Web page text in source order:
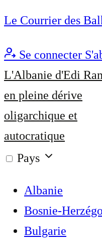
Le Courrier des
Se connecter
L'Albanie d'Edi
en pleine dérive
oligarchique et
autocratique
Pays
Albanie
Bosnie-
Bulgarie